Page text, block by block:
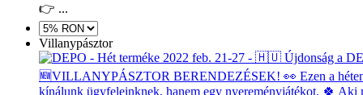
👉 ...
Villanypásztor